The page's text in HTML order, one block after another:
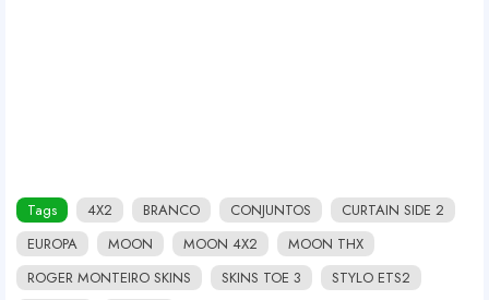
Tags 4X2 BRANCO CONJUNTOS
CURTAIN SIDE 2
EUROPA
MOON MOON 4X2
MOON THX
ROGER MONTEIRO SKINS
SKINS TOE 3
STYLO ETS2